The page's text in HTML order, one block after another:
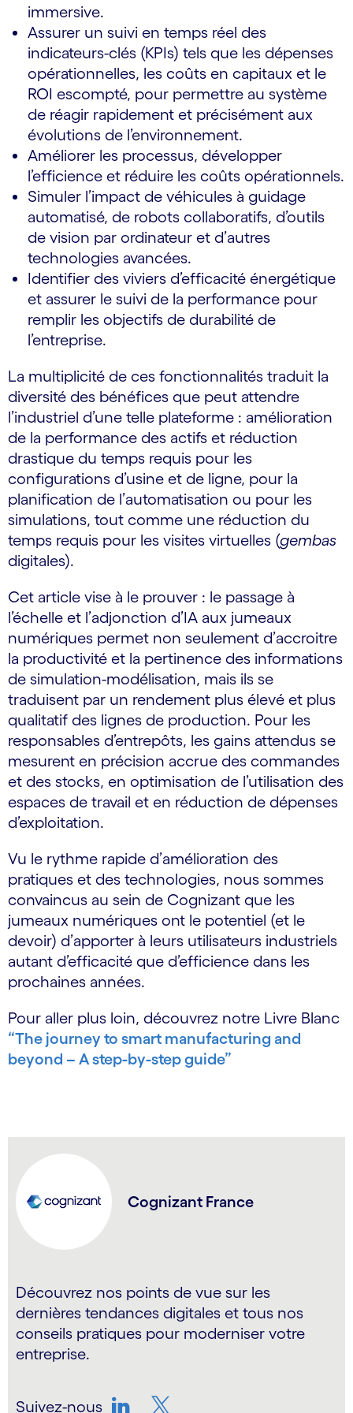
immersive.
Assurer un suivi en temps réel des
indicateurs-clés (KPIs) tels que les dépenses
opérationnelles, les coûts en capitaux et le
ROI escompté, pour permettre au système
de réagir rapidement et précisément aux
évolutions de l’environnement.
Améliorer les processus, développer
l’efficience et réduire les coûts opérationnels.
Simuler l’impact de véhicules à guidage
automatisé, de robots collaboratifs, d’outils
de vision par ordinateur et d’autres
technologies avancées.
Identifier des viviers d’efficacité énergétique
et assurer le suivi de la performance pour
remplir les objectifs de durabilité de
l’entreprise.
La multiplicité de ces fonctionnalités traduit la
diversité des bénéfices que peut attendre
l’industriel d’une telle plateforme : amélioration
de la performance des actifs et réduction
drastique du temps requis pour les
configurations d’usine et de ligne, pour la
planification de l’automatisation ou pour les
simulations, tout comme une réduction du
temps requis pour les visites virtuelles (gembas
digitales).
Cet article vise à le prouver : le passage à
l’échelle et l’adjonction d’IA aux jumeaux
numériques permet non seulement d’accroitre
la productivité et la pertinence des informations
de simulation-modélisation, mais ils se
traduisent par un rendement plus élevé et plus
qualitatif des lignes de production. Pour les
responsables d’entrepôts, les gains attendus se
mesurent en précision accrue des commandes
et des stocks, en optimisation de l’utilisation des
espaces de travail et en réduction de dépenses
d’exploitation.
Vu le rythme rapide d’amélioration des
pratiques et des technologies, nous sommes
convaincus au sein de Cognizant que les
jumeaux numériques ont le potentiel (et le
devoir) d’apporter à leurs utilisateurs industriels
autant d’efficacité que d’efficience dans les
prochaines années.
Pour aller plus loin, découvrez notre Livre Blanc
“The journey to smart manufacturing and
beyond – A step-by-step guide”
Cognizant France
Découvrez nos points de vue sur les
dernières tendances digitales et tous nos
conseils pratiques pour moderniser votre
entreprise.
Suivez-nous